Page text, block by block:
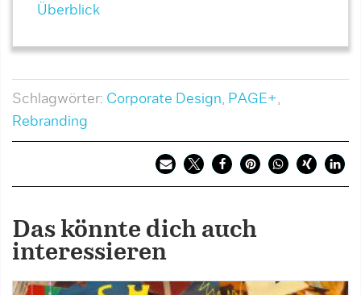
Überblick
Schlagwörter: Corporate Design, PAGE+,
Rebranding
Das könnte dich auch
interessieren